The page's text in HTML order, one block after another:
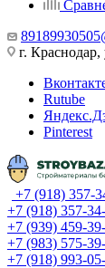
г.
Rutube
Pinterest
+7 (918) 357-
+7 (918) 357-
+7 (939) 459-
+7 (983) 575-
+7 (918) 993-